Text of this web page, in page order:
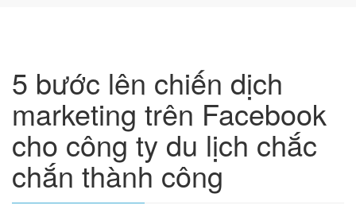
5 bước lên chiến dịch
marketing trên Facebook
cho công ty du lịch chắc
chắn thành công